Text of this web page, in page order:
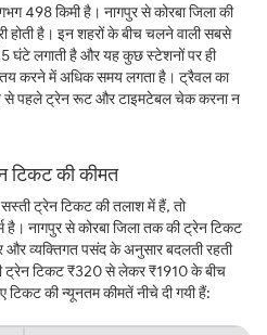
498 किमी है। नागपुर से कोरबा जिला की
होती है। इन शहरों के बीच चलने वाली सबसे
घंटे लगाती है और यह कुछ स्टेशनों पर ही
करने में अधिक समय लगता है। ट्रैवल का
पहले ट्रेन रूट और टाइमटेबल चेक करना न
टिकट की कीमत
ट्रेन टिकट की तलाश में हैं, तो
नागपुर से कोरबा जिला तक की ट्रेन टिकट
और व्यक्तिगत पसंद के अनुसार बदलती रहती
ट्रेन टिकट ₹320 से लेकर ₹1910 के बीच
की न्यूनतम कीमतें नीचे दी गयी हैं: